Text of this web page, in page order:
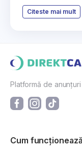
Citeste mai mult
Platformă de
Cum funcționează